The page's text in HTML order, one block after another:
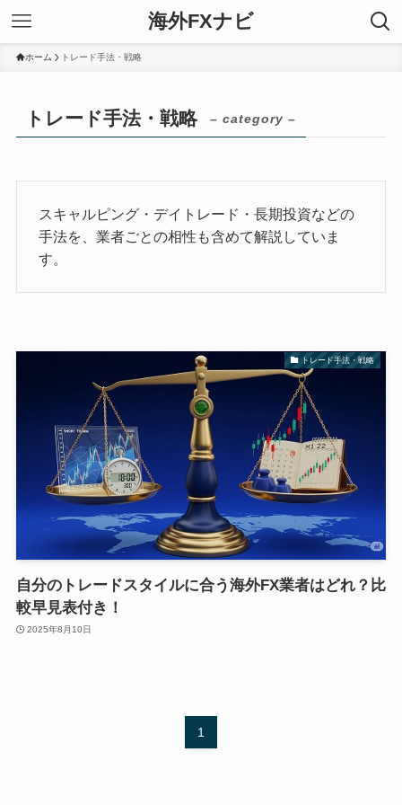
海外FXナビ
ホーム トレード手法・戦略
トレード手法・戦略 – category –
スキャルピング・デイトレード・長期投資などの
手法を、業者ごとの相性も含めて解説していま
す。
トレード手法・戦略
自分のトレードスタイルに合う海外FX業者はどれ？比
較早見表付き！
2025年8月10日
1